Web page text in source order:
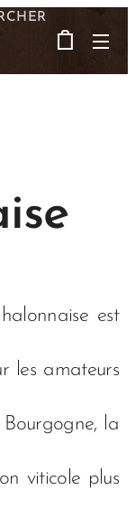
est
les amateurs
la
viticole plus